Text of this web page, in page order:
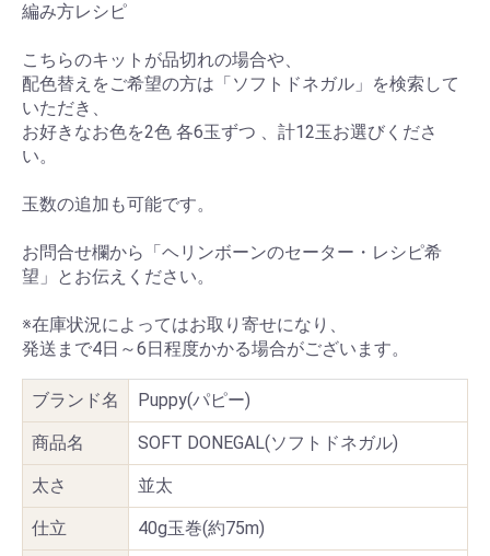
編み方レシピ
こちらのキットが品切れの場合や、
配色替えをご希望の方は「ソフトドネガル」を検索して
いただき、
お好きなお色を2色 各6玉ずつ 、計12玉お選びくださ
い。
玉数の追加も可能です。
お問合せ欄から「ヘリンボーンのセーター・レシピ希
望」とお伝えください。
※在庫状況によってはお取り寄せになり、
発送まで4日～6日程度かかる場合がございます。
ブランド名 Puppy(パピー)
商品名 SOFT DONEGAL(ソフトドネガル)
太さ 並太
仕立 40g玉巻(約75m)